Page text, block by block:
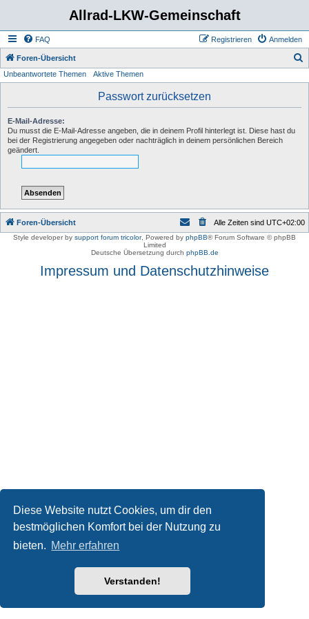
Diese Website nutzt Cookies, um dir den
bestmöglichen Komfort bei der Nutzung zu
bieten. Mehr erfahren
Verstanden!
Allrad-LKW-Gemeinschaft
FAQ Anmelden
Registrieren
Foren-Übersicht
Unbeantwortete Themen Aktive Themen
Passwort zurücksetzen
E-Mail-Adresse:
Du musst die E-Mail-Adresse angeben, die in deinem Profil hinterlegt ist. Diese hast du
bei der Registrierung angegeben oder nachträglich in deinem persönlichen Bereich
geändert.
Foren-Übersicht Alle Zeiten sind UTC+02:00
Style developer by support forum tricolor, Powered by phpBB® Forum Software © phpBB
Limited
Deutsche Übersetzung durch phpBB.de
Impressum und Datenschutzhinweise